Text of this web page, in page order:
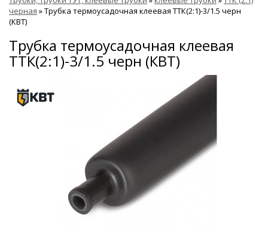
черная »Трубка термоусадочная клеевая ТТК(2:1)-3/1.5 черн
(КВТ)
Трубка термоусадочная клеевая
ТТК(2:1)-3/1.5 черн (КВТ)